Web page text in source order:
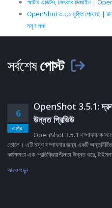
স্মার্টার এডিটস, চমৎকার ডিজাইন |
OpenShot ৩.২.১ মুক্তি পেয়েছে |
মসৃণ লঞ্চ!
সর্বশেষপোস্ট
6
এপ্রি.
OpenShot 3.5.1:
উন্নত প্রিভিউ
OpenShot 3.5.1 সম্পাদনাকে
তোলে। এটি মসৃণ সম্পাদনার জন্য একটি
কর্মক্ষমতা এবং প্রতিক্রিয়াশীলতা উন্নত করে,
আরও পড়ুন